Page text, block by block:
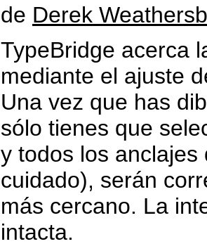
de Derek
TypeBridge acerca
mediante el ajuste
Una vez que has
sólo tienes que
y todos los
cuidado), serán
más cercano. La
intacta.